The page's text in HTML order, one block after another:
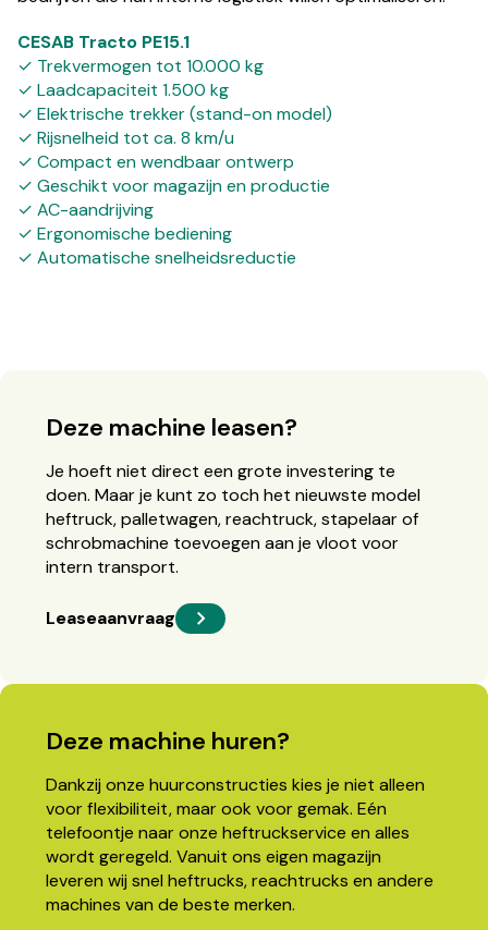
CESAB Tracto PE15.1
✓ Trekvermogen tot 10.000 kg
✓ Laadcapaciteit 1.500 kg
✓ Elektrische trekker (stand-on model)
✓ Rijsnelheid tot ca. 8 km/u
✓ Compact en wendbaar ontwerp
✓ Geschikt voor magazijn en productie
✓ AC-aandrijving
✓ Ergonomische bediening
✓ Automatische snelheidsreductie
Deze machine leasen?
Je hoeft niet direct een grote investering te
doen. Maar je kunt zo toch het nieuwste model
heftruck, palletwagen, reachtruck, stapelaar of
schrobmachine toevoegen aan je vloot voor
intern transport.
Leaseaanvraag
Deze machine huren?
Dankzij onze huurconstructies kies je niet alleen
voor flexibiliteit, maar ook voor gemak. Eén
telefoontje naar onze heftruckservice en alles
wordt geregeld. Vanuit ons eigen magazijn
leveren wij snel heftrucks, reachtrucks en andere
machines van de beste merken.